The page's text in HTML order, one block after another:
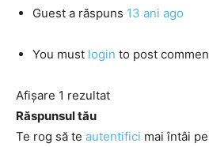
Guest a răspuns 13 ani ago
You must login to post
Afișare 1 rezultat
Răspunsul tău
Te rog să te autentifici mai întâi